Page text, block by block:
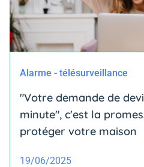
Alarme - télésurveillance
"Votre demande de
minute", c'est la
protéger votre maison
19/06/2025